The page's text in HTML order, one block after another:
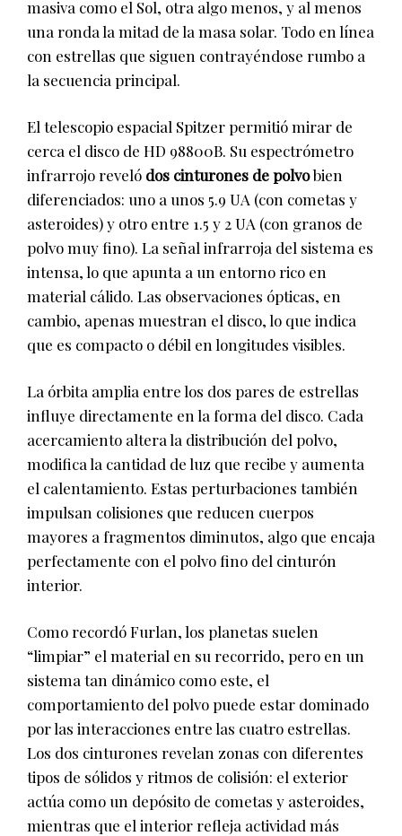
masiva como el Sol, otra algo menos, y al menos
una ronda la mitad de la masa solar. Todo en línea
con estrellas que siguen contrayéndose rumbo a
la secuencia principal.
El telescopio espacial Spitzer permitió mirar de
cerca el disco de HD 98800B. Su espectrómetro
infrarrojo reveló dos cinturones de polvobien
diferenciados: uno a unos 5.9 UA (con cometas y
asteroides) y otro entre 1.5 y 2 UA (con granos de
polvo muy fino). La señal infrarroja del sistema es
intensa, lo que apunta a un entorno rico en
material cálido. Las observaciones ópticas, en
cambio, apenas muestran el disco, lo que indica
que es compacto o débil en longitudes visibles.
La órbita amplia entre los dos pares de estrellas
influye directamente en la forma del disco. Cada
acercamiento altera la distribución del polvo,
modifica la cantidad de luz que recibe y aumenta
el calentamiento. Estas perturbaciones también
impulsan colisiones que reducen cuerpos
mayores a fragmentos diminutos, algo que encaja
perfectamente con el polvo fino del cinturón
interior.
Como recordó Furlan, los planetas suelen
“limpiar” el material en su recorrido, pero en un
sistema tan dinámico como este, el
comportamiento del polvo puede estar dominado
por las interacciones entre las cuatro estrellas.
Los dos cinturones revelan zonas con diferentes
tipos de sólidos y ritmos de colisión: el exterior
actúa como un depósito de cometas y asteroides,
mientras que el interior refleja actividad más